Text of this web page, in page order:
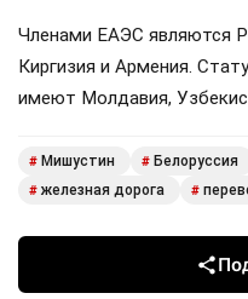
Членами ЕАЭС являются
Киргизия и Армения.
имеют Молдавия,
# Мишустин # Белоруссия
# железная дорога #